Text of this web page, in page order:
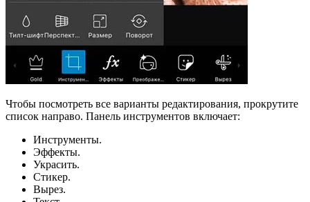
Чтобы посмотреть все варианты редактирования, прокрутите
список направо. Панель инструментов включает:
Инструменты.
Эффекты.
Украсить.
Стикер.
Вырез.